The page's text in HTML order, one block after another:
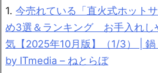
1. 今売れている「直火式ホット
め3選＆ランキング お手入れし
気【2025年10月版】（1/3） |
by ITmedia – ねとらぼ